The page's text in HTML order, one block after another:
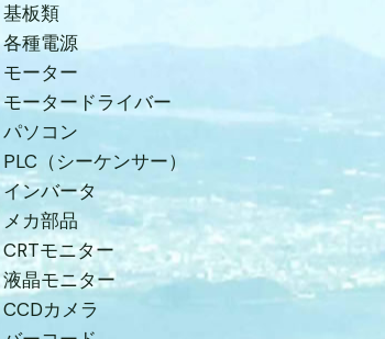
基板類
各種電源
モーター
モータードライバー
パソコン
PLC（シーケンサー）
インバータ
メカ部品
CRTモニター
液晶モニター
CCDカメラ